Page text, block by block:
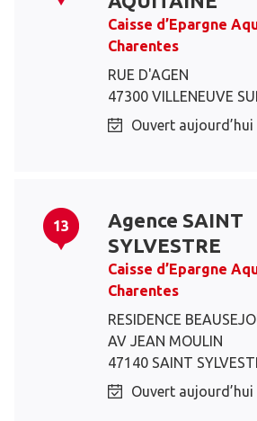
Caisse d’Epargne
Charentes
RUE D'AGEN
47300 VILLENEUVE
Ouvert aujourd’hui
13
Agence SAINT
SYLVESTRE
Caisse d’Epargne
Charentes
RESIDENCE
AV JEAN MOULIN
47140 SAINT
Ouvert aujourd’hui